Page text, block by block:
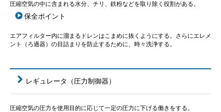
圧縮空気の中に含まれる水分、チリ、鉄粉などを取り除く役割がある。
保全ポイント
エアフィルター内に溜まるドレンはこまめに抜くようにする。さらにエレメ
ント（ろ過器）の目詰まりを防止するために、時々洗浄する。
レギュレータ（圧力制御器）
圧縮空気の圧力を使用目的に応じて一定の圧力に下げる働きをする。